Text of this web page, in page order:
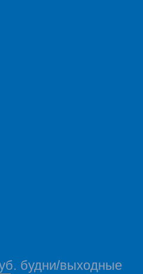
будни/выходные